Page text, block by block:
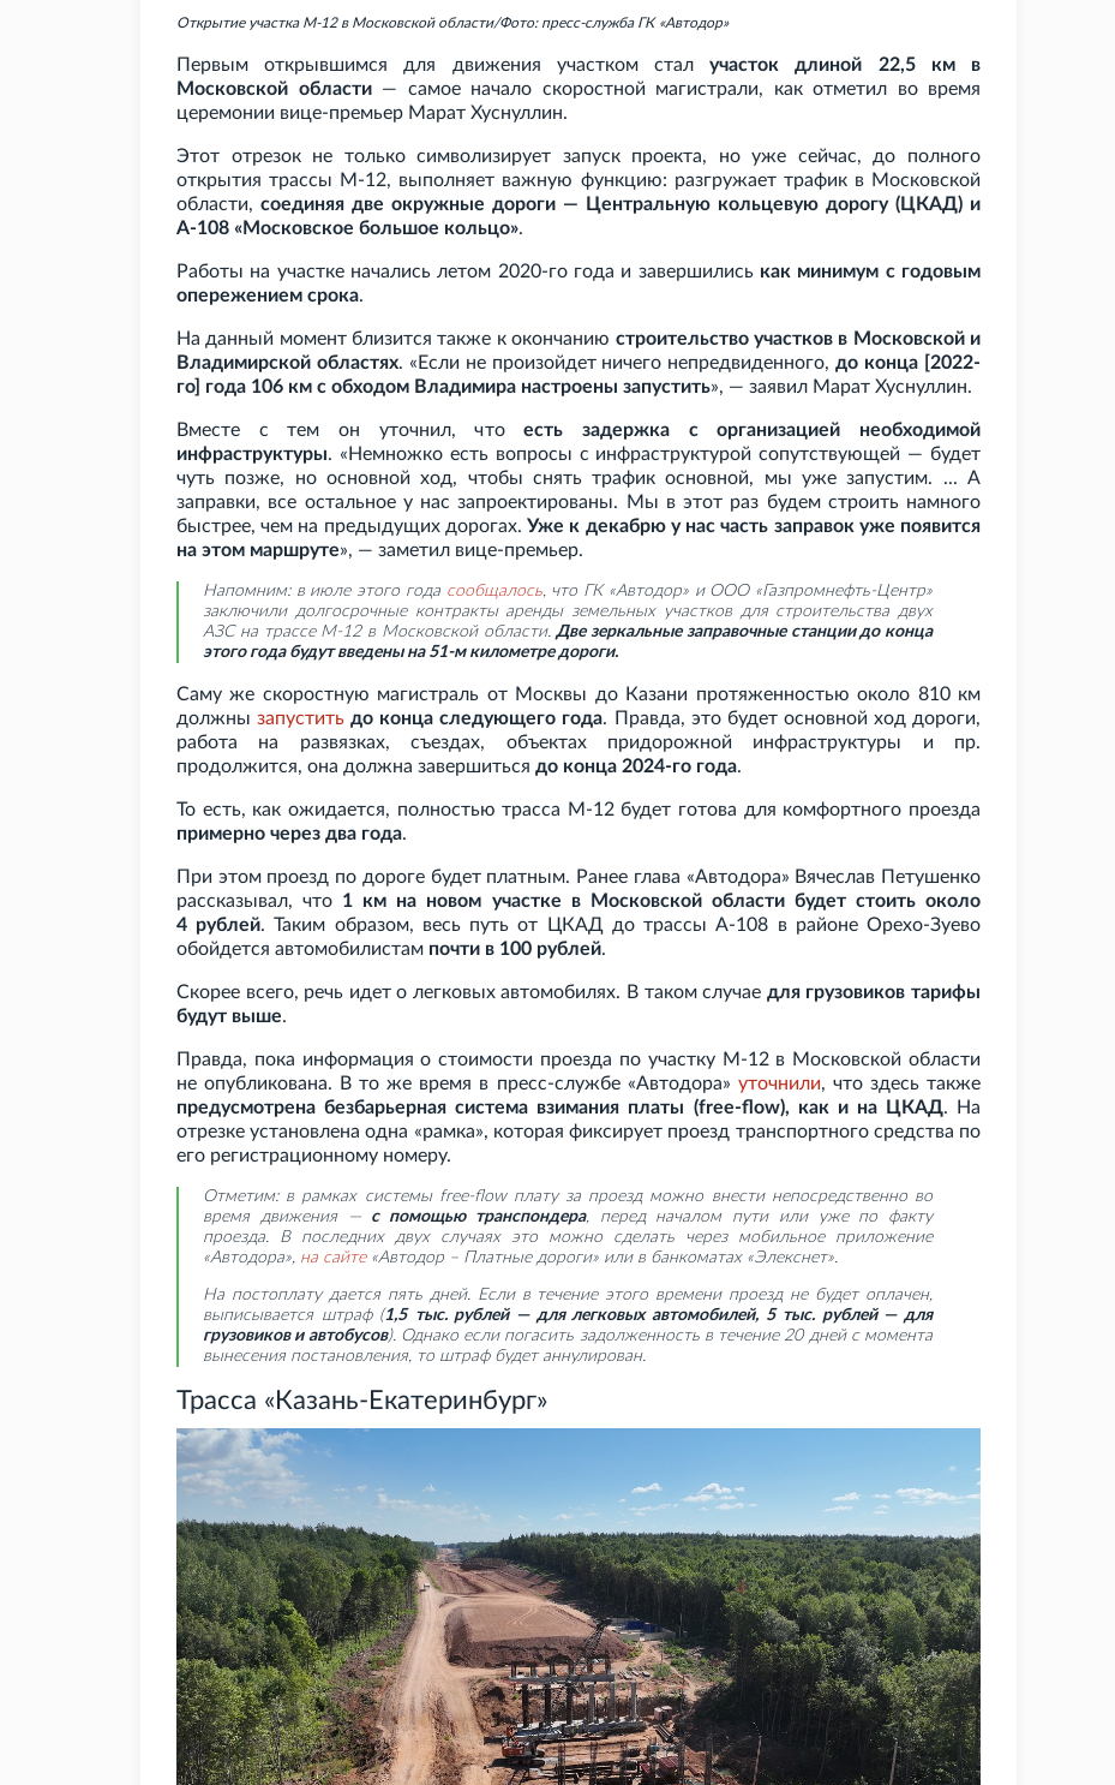
Открытие участка М-12 в Московской области/Фото: пресс-служба ГК «Автодор»
Первым открывшимся для движения участком сталучасток длиной 22,5
км в
Московской области— самое начало скоростной магистрали, как отметил во время
церемонии вице-премьер Марат Хуснуллин.
Этот отрезок не только символизирует запуск проекта, но уже сейчас, до полного
открытия трассы М-12, выполняет важную функцию: разгружает трафик в Московской
области, соединяя две окружные дороги — Центральную кольцевую дорогу (ЦКАД) и
А-108 «Московское большое кольцо».
Работы на участке начались летом 2020-го года и завершились как минимум с годовым
опережением срока.
На данный момент близится также к окончанию строительство участков в Московской и
Владимирской областях. «Если не произойдет ничего непредвиденного,до конца [2022-
го] года 106 км с обходом Владимира настроены запустить», — заявил Марат Хуснуллин.
Вместе с тем он уточнил, чтоесть задержка с организацией необходимой
инфраструктуры. «Немножко есть вопросы с инфраструктурой сопутствующей — будет
чуть позже, но основной ход, чтобы снять трафик основной, мы уже запустим. ... А
заправки, все остальное у нас запроектированы. Мы в этот раз будем строить намного
быстрее, чем на предыдущих дорогах.Уже к декабрю у нас часть заправок уже появится
на этом маршруте», — заметил вице-премьер.
Напомним: в июле этого года сообщалось, что ГК «Автодор» и ООО «Газпромнефть-Центр»
заключили долгосрочные контракты аренды земельных участков для строительства двух
АЗС на трассе М-12 в Московской области.Две зеркальные заправочные станции до конца
этого года будут введены на 51-м километре дороги.
Саму же скоростную магистраль от Москвы до Казани протяженностью около 810 км
должнызапустить до конца следующего года. Правда, это будет основной ход дороги,
работа на развязках, съездах, объектах придорожной инфраструктуры и
пр.
продолжится, она должна завершиться до конца 2024-го года.
То есть, как ожидается, полностью трасса М-12 будет готова для комфортного проезда
примерно через два года.
При этом проезд по дороге будет платным. Ранее глава «Автодора» Вячеслав Петушенко
рассказывал, что 1 км на новом участке в Московской области будет стоить около
4 рублей. Таким образом, весь путь от ЦКАД до трассы А-108 в районе Орехо-Зуево
обойдется автомобилистам почти в 100 рублей.
Скорее всего, речь идет о легковых автомобилях. В таком случае для грузовиков тарифы
будут выше.
Правда, пока информация о стоимости проезда по участку М-12 в Московской области
не опубликована. В то же время в пресс-службе «Автодора» уточнили, что здесь также
предусмотрена безбарьерная система взимания платы (free-flow), как и на ЦКАД. На
отрезке установлена одна «рамка», которая фиксирует проезд транспортного средства по
его регистрационному номеру.
Отметим: в рамках системы free-flow плату за проезд можно внести непосредственно во
время движения — с помощью транспондера, перед началом пути или уже по факту
проезда. В последних двух случаях это можно сделать через мобильное приложение
«Автодора», на сайте«Автодор – Платные дороги» или в банкоматах «Элекснет».
На постоплату дается пять дней. Если в течение этого времени проезд не будет оплачен,
выписывается штраф (1,5 тыс. рублей — для легковых автомобилей, 5 тыс. рублей — для
грузовиков и автобусов). Однако если погасить задолженность в течение 20 дней с момента
вынесения постановления, то штраф будет аннулирован.
Трасса «Казань-Екатеринбург»